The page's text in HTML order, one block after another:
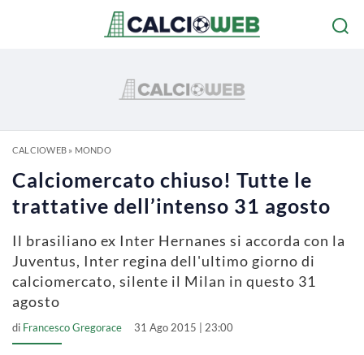
CALCIOWEB» MONDO
Calciomercato chiuso! Tutte le
trattative dell’intenso 31 agosto
Il brasiliano ex Inter Hernanes si accorda con la
Juventus, Inter regina dell'ultimo giorno di
calciomercato, silente il Milan in questo 31
agosto
di Francesco Gregorace 31 Ago 2015 | 23:00